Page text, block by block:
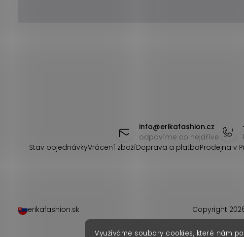
Využíváme soubory cookies, které nám
info@erikafashion.cz
odpovíme co nejdříve
Stav objednávkyVrácení zbožíDoprava a platbaProdejna v
Copyright
erikafashion.sk